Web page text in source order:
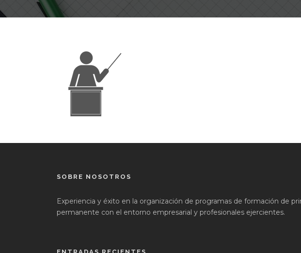
SOBRE NOSOTROS
Experiencia y éxito en la organización de programas de formación de
permanente con el entorno empresarial y profesionales ejercientes.